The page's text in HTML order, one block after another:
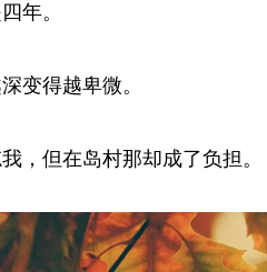
年。
变得越卑微。
，但在岛村那却成了负担。